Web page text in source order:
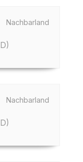
Nachbarland
Nachbarland